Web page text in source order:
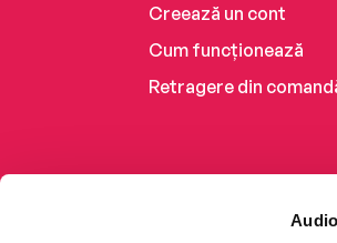
Creează un cont
Cum funcționează
Retragere din